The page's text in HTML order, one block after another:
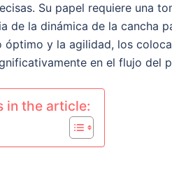
Su papel requiere una
de la dinámica de la cancha
óptimo y la agilidad, los
en el flujo del
in the article: